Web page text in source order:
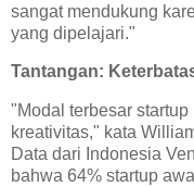
sangat mendukung
yang dipelajari."
Tantangan:
"Modal terbesar
kreativitas," kata
Data dari Indonesia
bahwa 64% startup